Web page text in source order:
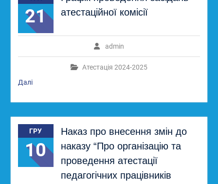
21
атестаційної комісії
admin
Атестація 2024-2025
Далі
ГРУ
10
Наказ про внесення змін до
наказу “Про організацію та
проведення атестації
педагогічних працівників